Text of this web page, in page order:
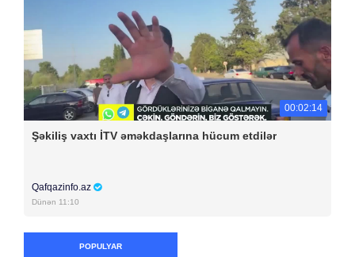
00:02:14
Şəkiliş vaxtı İTV əməkdaşlarına hücum etdilər
Qafqazinfo.az
Dünən 11:10
POPULYAR